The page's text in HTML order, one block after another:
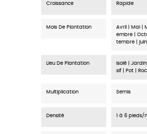
Croissance Rapide
Mois De Plantation
Avril | Mai |
embre |
tembre | juin
Lieu De Plantation
Isolé |
sif | Pot |
Multiplication Semis
Densité 1 à 6 pieds/